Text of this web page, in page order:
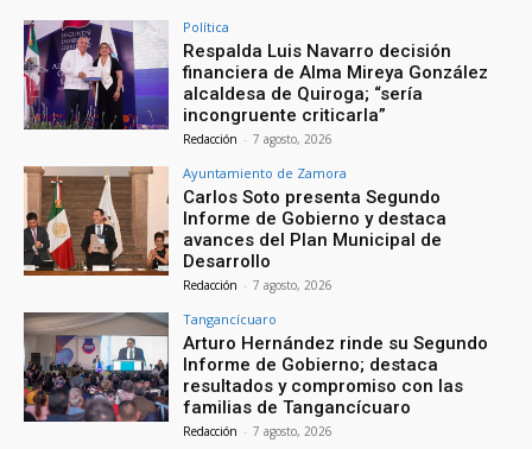
Política
Respalda Luis Navarro decisión
financiera de Alma Mireya González
alcaldesa de Quiroga; “sería
incongruente criticarla”
Redacción - 7 agosto, 2026
Ayuntamiento de Zamora
Carlos Soto presenta Segundo
Informe de Gobierno y destaca
avances del Plan Municipal de
Desarrollo
Redacción - 7 agosto, 2026
Tangancícuaro
Arturo Hernández rinde su Segundo
Informe de Gobierno; destaca
resultados y compromiso con las
familias de Tangancícuaro
Redacción - 7 agosto, 2026